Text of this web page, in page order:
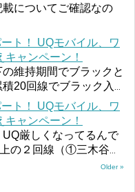
についてご確認なの
ト！ UQモバイル、ワ
ャンペーン！
維持期間でブラックと
20回線でブラック入
ト！ UQモバイル、ワ
ャンペーン！
厳しくなってるんで
の２回線（①三木谷
Older »